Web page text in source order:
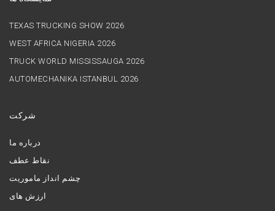
TEXAS TRUCKING SHOW 2026
WEST AFRICA NIGERIA 2026
TRUCK WORLD MISSISSAUGA 2026
AUTOMECHANIKA ISTANBUL 2026
شرکت
درباره ما
نقاط عطف
چشم انداز ماموریت
ارزش های